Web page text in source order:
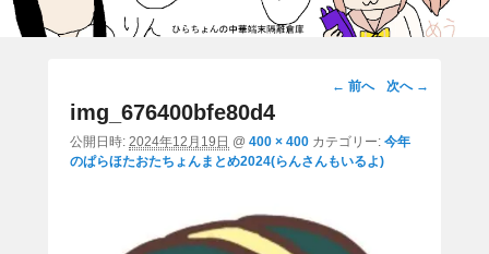
画
ビ
シ
← 前へ 次へ →
img_676400bfe80d4
公開日時: 2024年12月19日 @ 400 × 400 カテゴリー: 今年
のぱらほたおたちょんまとめ2024(らんさんもいるよ)